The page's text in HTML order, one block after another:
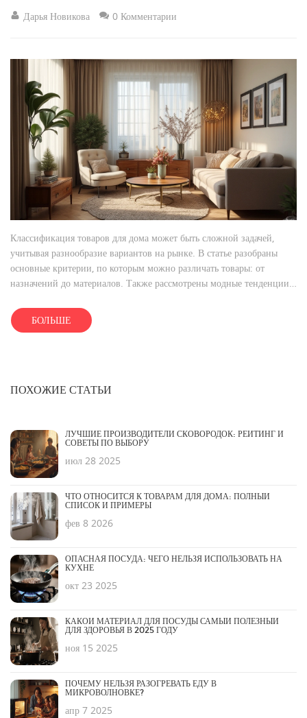
Дарья Новикова 0 Комментарии
Классификация товаров для дома может быть сложной задачей,
учитывая разнообразие вариантов на рынке. В статье разобраны
основные критерии, по которым можно различать товары: от
назначений до материалов. Также рассмотрены модные тенденции
подойти к выбору домашнего ассортимента. Это поможет сделать
жизнь более комфортной и гармоничной.
БОЛЬШЕ
ПОХОЖИЕ СТАТЬИ
ЛУЧШИЕ ПРОИЗВОДИТЕЛИ СКОВОРОДОК: РЕЙТИНГ И
СОВЕТЫ ПО ВЫБОРУ
июл 28 2025
ЧТО ОТНОСИТСЯ К ТОВАРАМ ДЛЯ ДОМА: ПОЛНЫЙ
СПИСОК И ПРИМЕРЫ
фев 8 2026
ОПАСНАЯ ПОСУДА: ЧЕГО НЕЛЬЗЯ ИСПОЛЬЗОВАТЬ НА
КУХНЕ
окт 23 2025
КАКОЙ МАТЕРИАЛ ДЛЯ ПОСУДЫ САМЫЙ ПОЛЕЗНЫЙ
ДЛЯ ЗДОРОВЬЯ В 2025 ГОДУ
ноя 15 2025
ПОЧЕМУ НЕЛЬЗЯ РАЗОГРЕВАТЬ ЕДУ В
МИКРОВОЛНОВКЕ?
апр 7 2025